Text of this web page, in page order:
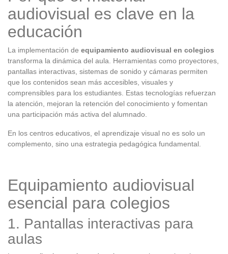
audiovisual es clave en la
educación
La implementación de equipamiento audiovisual en colegios
transforma la dinámica del aula. Herramientas como proyectores,
pantallas interactivas, sistemas de sonido y cámaras permiten
que los contenidos sean más accesibles, visuales y
comprensibles para los estudiantes. Estas tecnologías refuerzan
la atención, mejoran la retención del conocimiento y fomentan
una participación más activa del alumnado.
En los centros educativos, el aprendizaje visual no es solo un
complemento, sino una estrategia pedagógica fundamental.
Equipamiento audiovisual
esencial para colegios
1. Pantallas interactivas para
aulas